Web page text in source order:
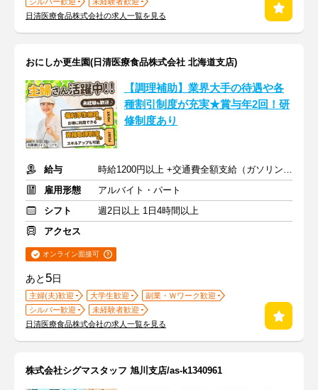
日清医療食品株式会社の求人一覧を見る
おにしか更生園(日清医療食品株式会社 北海道支店)
【調理補助】業界大手の待遇や各
種割引制度が充実★賞与年2回！研
修制度あり
給与
時給1200円以上 +交通費全額支給（ガソリン代も支給）
雇用形態
アルバイト・パート
シフト
週2日以上 1日4時間以上
アクセス
オンライン面接可
あと 5日
主婦(夫)歓迎 大学生歓迎
副業・Ｗワーク歓迎
シルバー歓迎
未経験者歓迎
日清医療食品株式会社の求人一覧を見る
株式会社シグマスタッフ 旭川支店/as-k1340961